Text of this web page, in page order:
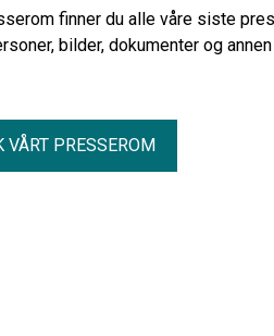
finner du alle våre siste
bilder, dokumenter og
VÅRT PRESSEROM